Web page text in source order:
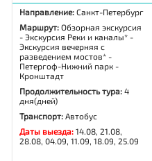
Направление:Санкт-Петербург
Маршрут:Обзорная экскурсия
- Экскурсия Реки и каналы* -
Экскурсия вечерняя с
разведением мостов* -
Петергоф-Нижний парк -
Кронштадт
Продолжительность тура:4
дня(дней)
Транспорт:Автобус
Даты выезда:14.08, 21.08,
28.08, 04.09, 11.09, 18.09, 25.09